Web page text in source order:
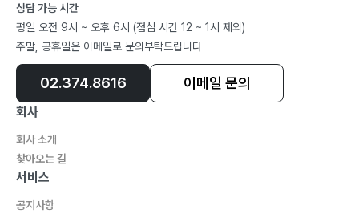
상담 가능 시간
평일 오전 9시 ~ 오후 6시 (점심 시간 12 ~ 1시 제외)
주말, 공휴일은 이메일로 문의부탁드립니다
02.374.8616 이메일 문의
회사
회사 소개
찾아오는 길
서비스
공지사항